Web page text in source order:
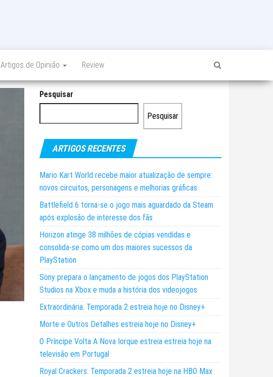
Artigos de Opinião Review
Pesquisar
Pesquisar
ARTIGOS RECENTES
Mario Kart World recebe maior atualização de sempre:
novos circuitos, personagens e melhorias gráficas
Battlefield 6 torna-se o jogo mais aguardado da Steam
após explosão de interesse dos fãs
Horizon atinge 38 milhões de cópias vendidas e
consolida-se como um dos maiores sucessos da
PlayStation
Sony prepara o lançamento de jogos dos PlayStation
Studios na Xbox e muda a história dos videojogos
Extraordinária: Temporada 2 estreia hoje no Disney+
Morte e Outros Detalhes estreia hoje no Disney+
O Príncipe Volta A Nova Iorque estreia estreia hoje na
televisão em Portugal
Royal Crackers: Temporada 2 estreia hoje na HBO Max